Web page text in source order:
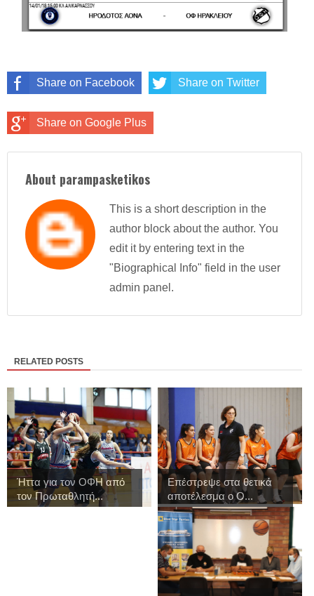
Share on Facebook Share on Twitter
Share on Google Plus
About parampasketikos
This is a short description in the
author block about the author. You
edit it by entering text in the
"Biographical Info" field in the user
admin panel.
RELATED POSTS
Ήττα για τον ΟΦΗ από
τον Πρωταθλητή...
Επέστρεψε στα θετικά
αποτέλεσμα ο Ο...